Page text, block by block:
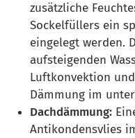
zusätzliche
Sockelfüllers ein
eingelegt werden.
aufsteigenden
Luftkonvektion
Dämmung im
Dachdämmung:
Antikondensvlies